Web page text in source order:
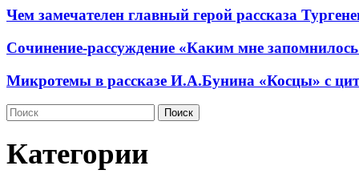
Чем замечателен главный герой рассказа
Сочинение-рассуждение «Каким мне запомнилось
Микротемы в рассказе И.А.Бунина «Косцы» с
Категории